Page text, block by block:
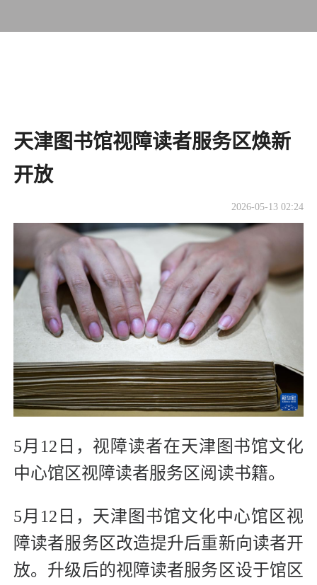
天津图书馆视障读者服务区焕新
开放
2026-05-13 02:24
5月12日，视障读者在天津图书馆文化
中心馆区视障读者服务区阅读书籍。
5月12日，天津图书馆文化中心馆区视
障读者服务区改造提升后重新向读者开
放。升级后的视障读者服务区设于馆区